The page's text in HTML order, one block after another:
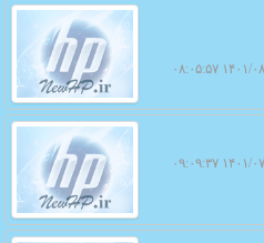
۰۳ ۰۸:۰۵:۵۷
۱۲ ۰۹:۰۹:۳۷